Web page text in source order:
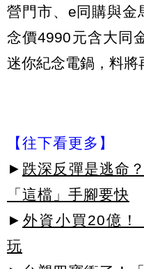
營門市、e同購與金
念價4990元含大同
迷你紀念電鍋，料將
【往下看更多】
► 跌深反彈是逃命
「這檔」手腳要快
► 外資小買20億！
玩